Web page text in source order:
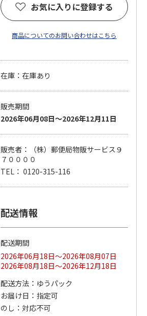
ドジャース 大谷翔
平 日本人最多53試
合連続出塁記念 シ
ル…
17,000円
(送料・税込)
谷翔平 2026 NL 3・
4月投手…
お気に入りに登録する
商品についてのお問い合わせはこちら
在庫：在庫あり
販売期間
2026年06月08日～2026年12月11日
販売者：（株）郵便局物販サービス９
７００００
TEL： 0120-315-116
配送情報
配送期間
2026年06月18日～2026年08月07日
2026年08月18日～2026年12月18日
配送方法
ゆうパック
お届け日
指定可
のし
対応不可